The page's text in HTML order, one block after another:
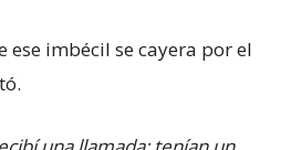
ese imbécil se cayera por el